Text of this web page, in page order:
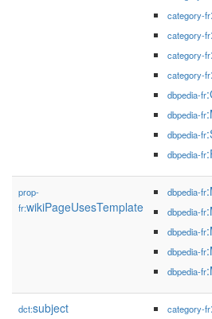
category-fr
category-fr
category-fr
category-fr
dbpedia-fr
dbpedia-fr
dbpedia-fr
dbpedia-fr
prop-
fr:wikiPageUsesTemplate
dbpedia-fr
dbpedia-fr
dbpedia-fr
dbpedia-fr
dbpedia-fr
dct:subject category-fr